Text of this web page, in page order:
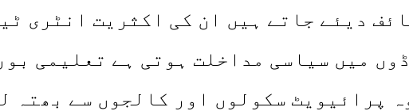
میں سیاسی مداخلت ہوتی ہے تعلیمی
پرائیویٹ سکولوں اور کالجوں سے بھتہ